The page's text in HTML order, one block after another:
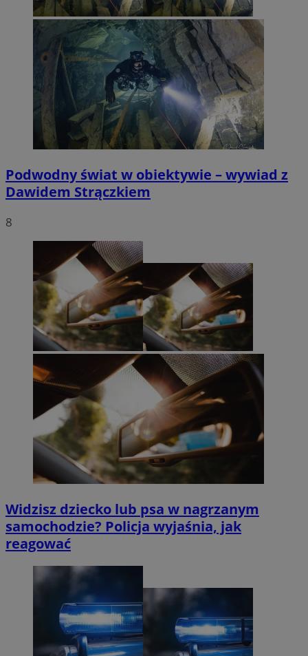
Podwodny świat w obiektywie – wywiad z
Dawidem Strączkiem
8
Widzisz dziecko lub psa w nagrzanym
samochodzie? Policja wyjaśnia, jak
reagować